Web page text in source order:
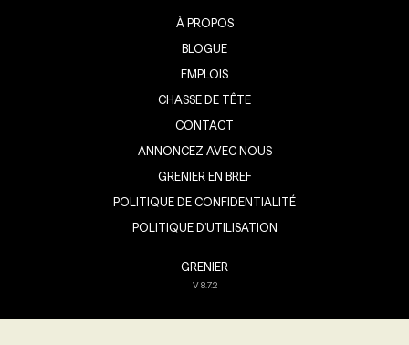
À PROPOS
BLOGUE
EMPLOIS
CHASSE DE TÊTE
CONTACT
ANNONCEZ AVEC NOUS
GRENIER EN BREF
POLITIQUE DE CONFIDENTIALITÉ
POLITIQUE D’UTILISATION
GRENIER
V8.7.2